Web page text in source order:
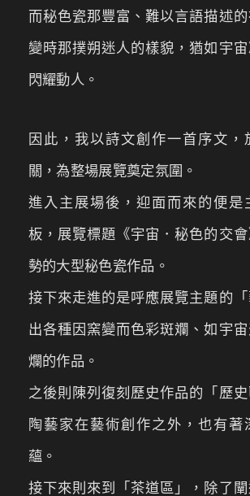
而秘色瓷那豐富、難以言語描述
變時那撲朔迷人的樣貌，猶如宇宙
閃耀動人。
因此，我以詩文創作一首序文，
關，為整場展覽奠定氛圍。
進入主展場後，迎面而來的便是
板，展覽標題《宇宙．秘色的交
勢的大型秘色瓷作品。
接下來走進的是呼應展覽主題的
出各種因窯變而色彩斑斕、如宇
爛的作品。
之後則陳列復刻歷史作品的「歷
陶藝家在藝術創作之外，也有著
蘊。
接下來則來到「茶道區」，除了